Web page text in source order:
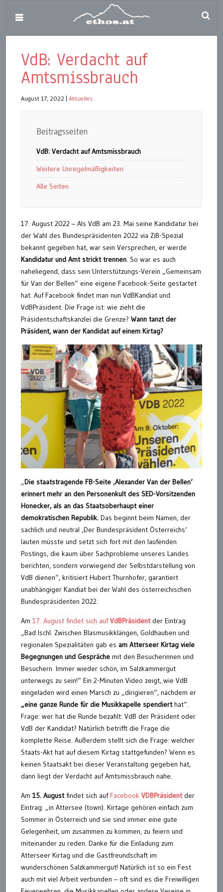
VdB: Verdacht auf
Amtsmissbrauch
August 17, 2022 Aktuelles
Beitragsseiten
VdB: Verdacht auf Amtsmissbrauch
Weitere Unregelmäßigkeiten
Alle Seiten
17. August 2022 – Als VdB am 23. Mai seine Kandidatur bei
der Wahl des Bundespräsidenten 2022 via ZiB-Spezial
bekannt gegeben hat, war sein Versprechen, er werde
Kandidatur und Amt strickt trennen. So war es auch
naheliegend, dass sein Unterstützungs-Verein „Gemeinsam
für Van der Bellen“ eine eigene Facebook-Seite gestartet
hat. Auf Facebook findet man nun VdBKandiat und
VdBPräsident. Die Frage ist: wie zieht die
Präsidentschaftskanzlei die Grenze? Wann tanzt der
Präsident, wann der Kandidat auf einem Kirtag?
„Die staatstragende FB-Seite ‚Alexander Van der Bellen‘
erinnert mehr an den Personenkult des SED-Vorsitzenden
Honecker, als an das Staatsoberhaupt einer
demokratischen Republik. Das beginnt beim Namen, der
sachlich und neutral ‚Der Bundespräsident Österreichs‘
lauten müsste und setzt sich fort mit den laufenden
Postings, die kaum über Sachprobleme unseres Landes
berichten, sondern vorwiegend der Selbstdarstellung von
VdB dienen“, kritisiert Hubert Thurnhofer, garantiert
unabhängiger Kandiat bei der Wahl des österreichischen
Bundespräsidenten 2022.
Am 17. August findet sich aufVdBPräsidentder Eintrag
„Bad Ischl. Zwischen Blasmusikklängen, Goldhauben und
regionalen Spezialitäten gab es am Atterseer Kirtag viele
Begegnungen und Gespräche mit den Besucherinnen und
Besuchern. Immer wieder schön, im Salzkammergut
unterwegs zu sein!“ Ein 2-Minuten Video zeigt, wie VdB
eingeladen wird einen Marsch zu „dirigieren“, nachdem er
„eine ganze Runde für die Musikkapelle spendierthat“.
Frage: wer hat die Runde bezahlt: VdB der Präsident oder
VdB der Kandidat? Natürlich betrifft die Frage die
komplette Reise. Außerdem stellt sich die Frage: welcher
Staats-Akt hat auf diesem Kirtag stattgefunden? Wenn es
keinen Staatsakt bei dieser Veranstaltung gegeben hat,
dann liegt der Verdacht auf Amtsmissbrauch nahe.
Am 15. Augustfindet sich auf Facebook VDBPräsidentder
Eintrag: „in Attersee (town). Kirtage gehören einfach zum
Sommer in Österreich und sie sind immer eine gute
Gelegenheit, um zusammen zu kommen, zu feiern und
miteinander zu reden. Danke für die Einladung zum
Atterseer Kirtag und die Gastfreundschaft im
wunderschönen Salzkammergut! Natürlich ist so ein Fest
auch mit viel Arbeit verbunden – oft sind es die Freiwilligen